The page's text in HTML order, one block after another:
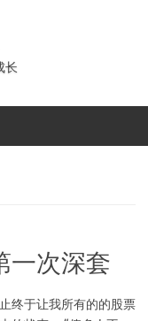
长
一次深套
终于让我所有的的股票